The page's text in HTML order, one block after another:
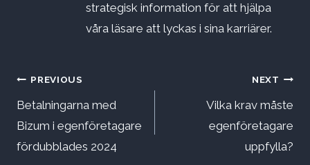
strategisk information för att hjälpa
våra läsare att lyckas i sina karriärer.
Inläggsnavigering
PREVIOUS
Betalningarna med
Bizum i egenföretagare
fördubblades 2024
NEXT
Vilka krav måste
egenföretagare
uppfylla?